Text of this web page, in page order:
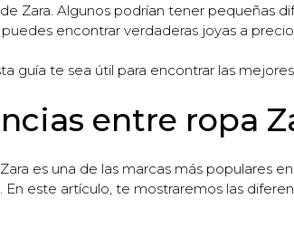
Zara. Algunos podrían tener pequeñas
encontrar verdaderas joyas a
guía te sea útil para encontrar las
entre ropa
es una de las marcas más populares
este artículo, te mostraremos las